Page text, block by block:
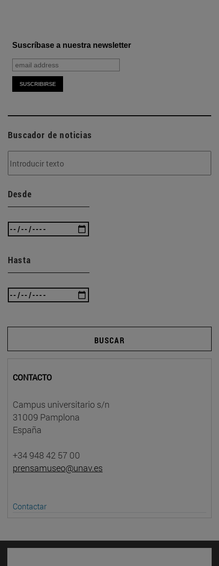
Suscríbase a nuestra newsletter
Buscador de noticias
Desde
Hasta
BUSCAR
CONTACTO
Campus universitario s/n
31009 Pamplona
España
+34 948 42 57 00
prensamuseo@unav.es
Contactar